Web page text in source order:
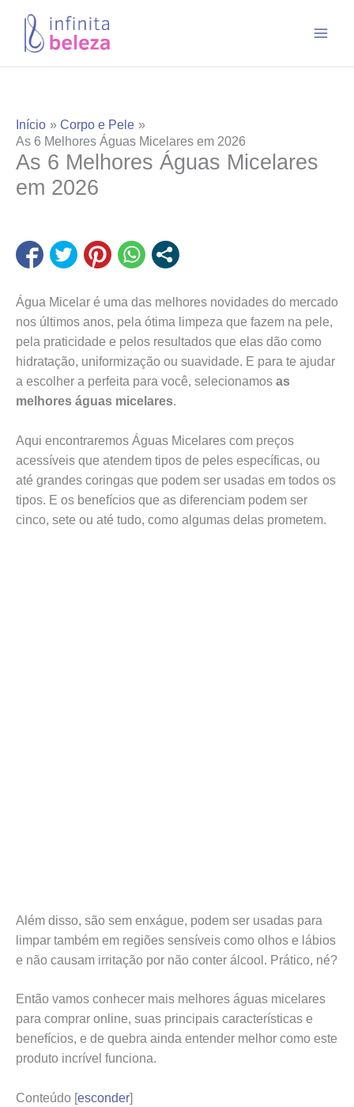
conteúdo
Início
Corpo e Pele
As 6 Melhores Águas Micelares em 2026
As 6 Melhores Águas Micelares
em 2026
Água Micelar é uma das melhores novidades do mercado
nos últimos anos, pela ótima limpeza que fazem na pele,
pela praticidade e pelos resultados que elas dão como
hidratação, uniformização ou suavidade. E para te ajudar
a escolher a perfeita para você, selecionamos as
melhores águas micelares.
Aqui encontraremos Águas Micelares com preços
acessíveis que atendem tipos de peles específicas, ou
até grandes coringas que podem ser usadas em todos os
tipos. E os benefícios que as diferenciam podem ser
cinco, sete ou até tudo, como algumas delas prometem.
Além disso, são sem enxágue, podem ser usadas para
limpar também em regiões sensíveis como olhos e lábios
e não causam irritação por não conter álcool. Prático, né?
Então vamos conhecer mais melhores águas micelares
para comprar online, suas principais características e
benefícios, e de quebra ainda entender melhor como este
produto incrível funciona.
Conteúdo [esconder]